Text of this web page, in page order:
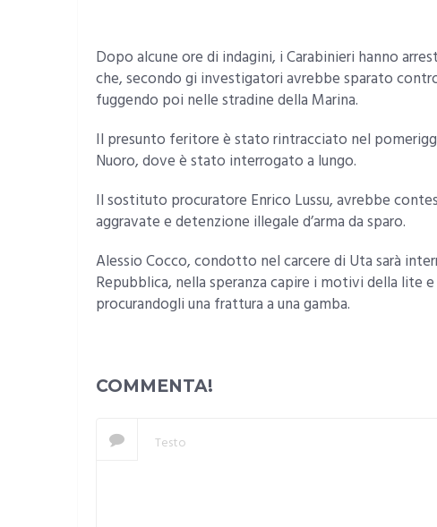
Dopo alcune ore di indagini, i Carabinieri hanno
che, secondo gi investigatori avrebbe sparato
fuggendo poi nelle stradine della Marina.
Il presunto feritore è stato rintracciato nel
Nuoro, dove è stato interrogato a lungo.
Il sostituto procuratore Enrico Lussu, avrebbe
aggravate e detenzione illegale d’arma da sparo.
Alessio Cocco, condotto nel carcere di Uta sarà
Repubblica, nella speranza capire i motivi della lite
procurandogli una frattura a una gamba.
COMMENTA!